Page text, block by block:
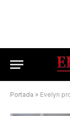
Portada » Evelyn